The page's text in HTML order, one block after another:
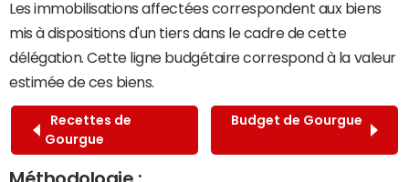
Les immobilisations affectées correspondent aux biens
mis à dispositions d'un tiers dans le cadre de cette
délégation. Cette ligne budgétaire correspond à la valeur
estimée de ces biens.
Recettes de
Gourgue
Budget de Gourgue